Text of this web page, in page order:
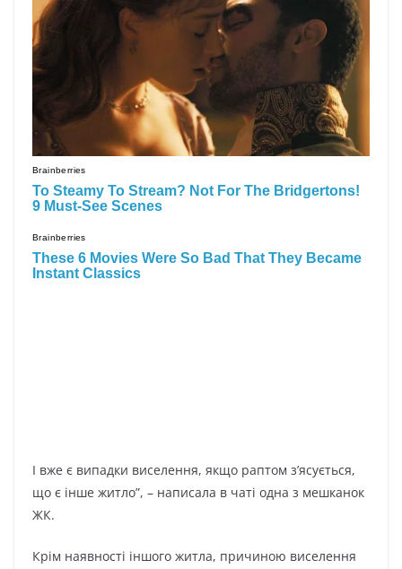
І вже є випадки виселення, якщо раптом з’ясується,
що є інше житло”, – написала в чаті одна з мешканок
ЖК.
Крім наявності іншого житла, причиною виселення